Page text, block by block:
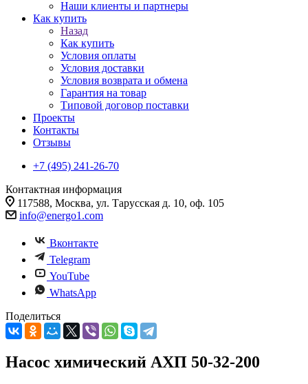
Наши клиенты и партнеры
Как купить
Назад
Как купить
Условия оплаты
Условия доставки
Условия возврата и обмена
Гарантия на товар
Типовой договор поставки
Проекты
Контакты
Отзывы
+7 (495) 241-26-70
Контактная информация
117588, Москва, ул. Тарусская д. 10, оф. 105
info@energo1.com
Вконтакте
Telegram
YouTube
WhatsApp
Поделиться
Насос химический АХП 50-32-200